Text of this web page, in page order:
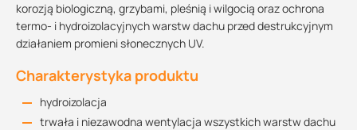
korozją biologiczną, grzybami, pleśnią i wilgocią oraz ochrona
termo- i hydroizolacyjnych warstw dachu przed destrukcyjnym
działaniem promieni słonecznych UV.
Charakterystyka produktu
hydroizolacja
trwała i niezawodna wentylacja wszystkich warstw dachu